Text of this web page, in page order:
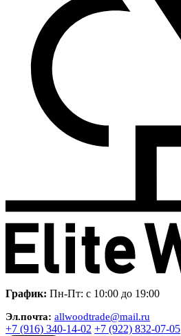
График: Пн-Пт: с 10:00 до 19:00
Эл.почта: allwoodtrade@mail.ru
+7 (916) 340-14-02 +7 (922) 832-07-05